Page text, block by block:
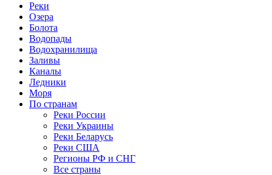
Реки
Озера
Болота
Водопады
Водохранилища
Заливы
Каналы
Ледники
Моря
По странам
Реки России
Реки Украины
Реки Беларусь
Реки США
Регионы РФ и СНГ
Все страны